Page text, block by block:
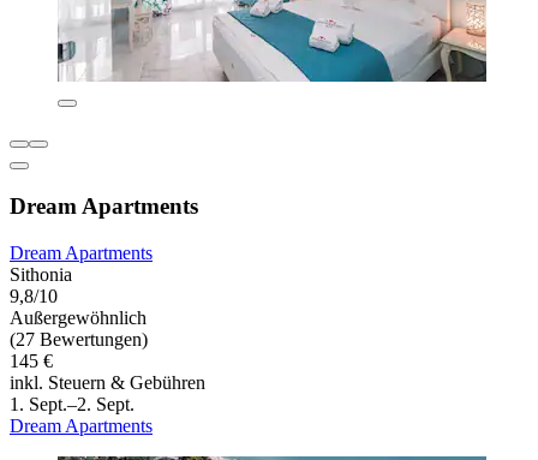
Dream Apartments
Dream Apartments
Sithonia
9,8/10
Außergewöhnlich
(27 Bewertungen)
145 €
inkl. Steuern & Gebühren
1. Sept.–2. Sept.
Dream Apartments